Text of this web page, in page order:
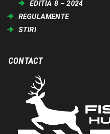
EDITIA 8 – 2024
REGULAMENTE
STIRI
CONTACT